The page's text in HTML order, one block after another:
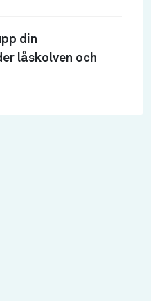
din
låskolven och